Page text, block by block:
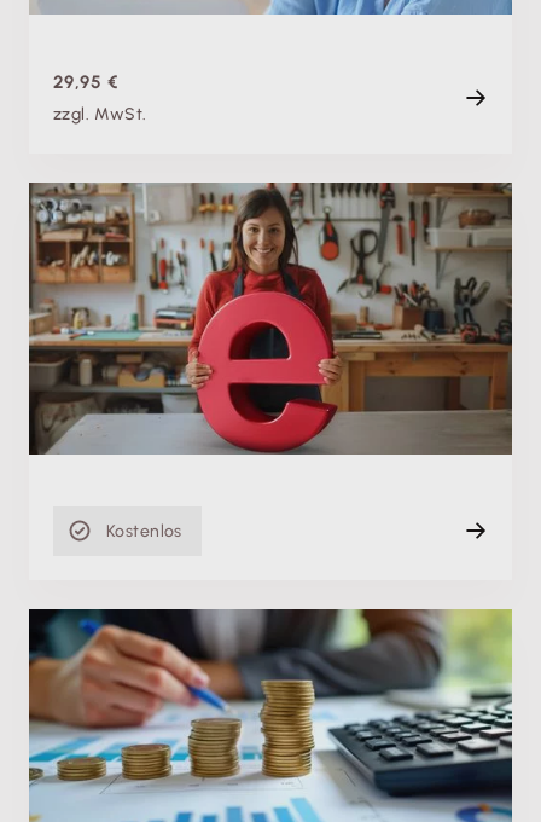
29,95 €
zzgl. MwSt.
Produktschulung
E-Rechnungspflicht: Einfach umsetzen mit
Lexware Office (ehem. lexoffice)
Di. 08.09.2026, 07:00 Uhr
+ weitere Termine
Live
Kostenlos
Fachschulung
Liquiditätsplanung: So stellst du die
Zahlungsfähigkeit deiner Firma sicher
Di. 09.06.2026